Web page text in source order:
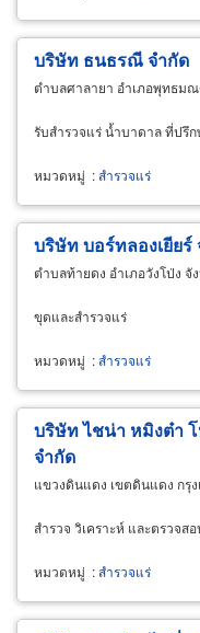
บริษัท ธนธรณี จำกัด
ตำบลศาลายา อำเภอพุทธม
รับสำรวจแร่ น้ำบาดาล ที่ปรึ
หมวดหมู่ :สำรวจแร่
บริษัท บอร์ทลองเยียร์
ตำบลท้ายดง อำเภอวังโป่ง
ขุดและสำรวจแร่
หมวดหมู่ :สำรวจแร่
บริษัท ไชน่า หมิงต๋า
จำกัด
แขวงดินแดง เขตดินแดง กรุ
สำรวจ วิเคราะห์ และตรวจส
หมวดหมู่ :สำรวจแร่